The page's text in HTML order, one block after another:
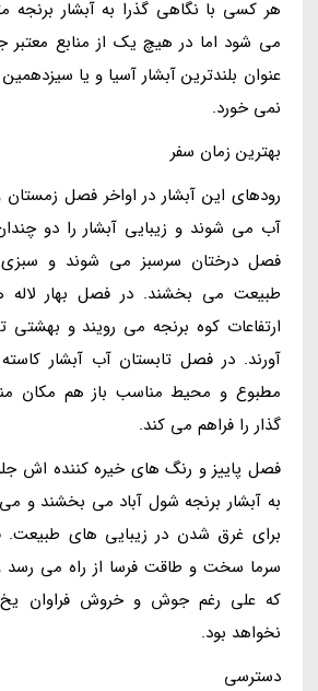
هر کسی با نگاهی گذرا به آبشار برنجه
می شود اما در هیچ یک از منابع معتبر
عنوان بلندترین آبشار آسیا و یا
نمی خورد.
بهترین زمان سفر
رودهای این آبشار در اواخر فصل زمستان
آب می شوند و زیبایی آبشار را دو
فصل درختان سرسبز می شوند و سبزی
طبیعت می بخشند. در فصل بهار لاله
ارتفاعات کوه برنجه می رویند و بهشتی
آورند. در فصل تابستان آب آبشار
مطبوع و محیط مناسب باز هم مکان
گذار را فراهم می کند.
فصل پاییز و رنگ های خیره کننده اش
به آبشار برنجه شول آباد می بخشند و
برای غرق شدن در زیبایی های طبیعت.
سرما سخت و طاقت فرسا از راه می رسد
که علی رغم جوش و خروش فراوان
نخواهد بود.
دسترسی